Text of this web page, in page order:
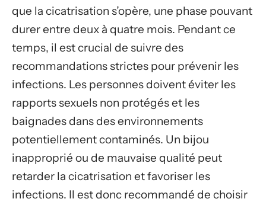
que la cicatrisation s’opère, une phase pouvant
durer entre deux à quatre mois. Pendant ce
temps, il est crucial de suivre des
recommandations strictes pour prévenir les
infections. Les personnes doivent éviter les
rapports sexuels non protégés et les
baignades dans des environnements
potentiellement contaminés. Un bijou
inapproprié ou de mauvaise qualité peut
retarder la cicatrisation et favoriser les
infections. Il est donc recommandé de choisir